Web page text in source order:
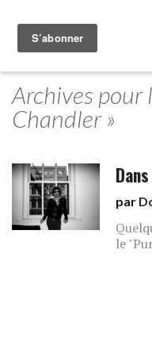
Archives pour
Chandler »
par
le